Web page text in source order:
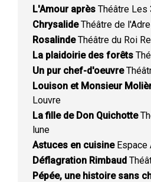
L'Amour après Théâtre Les
ChrysalideThéâtre de
RosalindeThéâtre du Roi
La plaidoirie des forêts
Un pur chef-d'oeuvre
Louison et Monsieur
Louvre
La fille de Don Quichotte
lune
Astuces en cuisineEspace
Déflagration Rimbaud
Pépée, une histoire sans